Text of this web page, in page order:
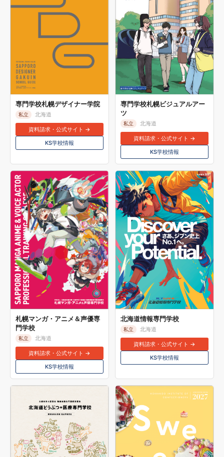
専門学校札幌デザイナー学院
私立 北海道
資料請求・公式サイト →
KS学校情報
専門学校札幌ビジュアルアー
ツ
私立 北海道
資料請求・公式サイト →
KS学校情報
札幌マンガ・アニメ＆声優専
門学校
私立 北海道
資料請求・公式サイト →
KS学校情報
北海道情報専門学校
私立 北海道
資料請求・公式サイト →
KS学校情報